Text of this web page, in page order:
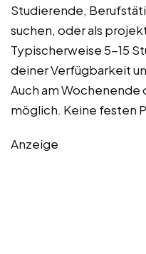
Studierende,
suchen, oder als
Typischerweise 5-15
deiner Verfügbarkeit
Auch am
möglich. Keine festen
Anzeige